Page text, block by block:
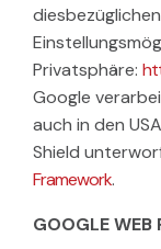
Privatsphäre:
Google
auch in den
Shield
Framework.
GOOGLE WEB